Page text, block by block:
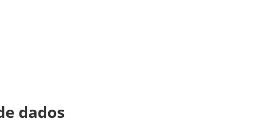
dados